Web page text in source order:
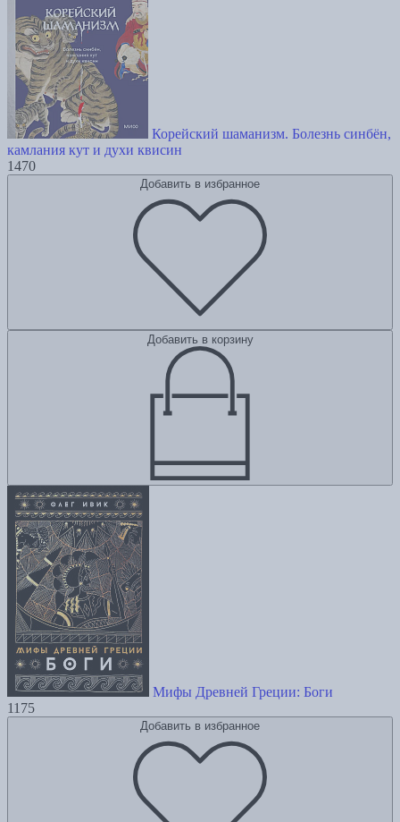
Корейский шаманизм. Болезнь синбён,
камлания кут и духи квисин
1470
Добавить в избранное
Добавить в корзину
Мифы Древней Греции: Боги
1175
Добавить в избранное